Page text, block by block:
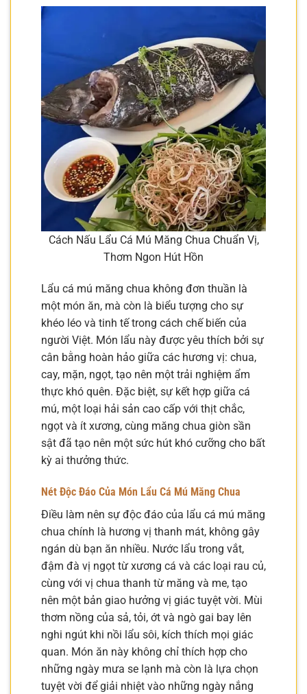
Cách Nấu Lẩu Cá Mú Măng Chua Chuẩn Vị,
Thơm Ngon Hút Hồn
Lẩu cá mú măng chua không đơn thuần là
một món ăn, mà còn là biểu tượng cho sự
khéo léo và tinh tế trong cách chế biến của
người Việt. Món lẩu này được yêu thích bởi sự
cân bằng hoàn hảo giữa các hương vị: chua,
cay, mặn, ngọt, tạo nên một trải nghiệm ẩm
thực khó quên. Đặc biệt, sự kết hợp giữa cá
mú, một loại hải sản cao cấp với thịt chắc,
ngọt và ít xương, cùng măng chua giòn sần
sật đã tạo nên một sức hút khó cưỡng cho bất
kỳ ai thưởng thức.
Nét Độc Đáo Của Món Lẩu Cá Mú Măng Chua
Điều làm nên sự độc đáo của lẩu cá mú măng
chua chính là hương vị thanh mát, không gây
ngán dù bạn ăn nhiều. Nước lẩu trong vắt,
đậm đà vị ngọt từ xương cá và các loại rau củ,
cùng với vị chua thanh từ măng và me, tạo
nên một bản giao hưởng vị giác tuyệt vời. Mùi
thơm nồng của sả, tỏi, ớt và ngò gai bay lên
nghi ngút khi nồi lẩu sôi, kích thích mọi giác
quan. Món ăn này không chỉ thích hợp cho
những ngày mưa se lạnh mà còn là lựa chọn
tuyệt vời để giải nhiệt vào những ngày nắng